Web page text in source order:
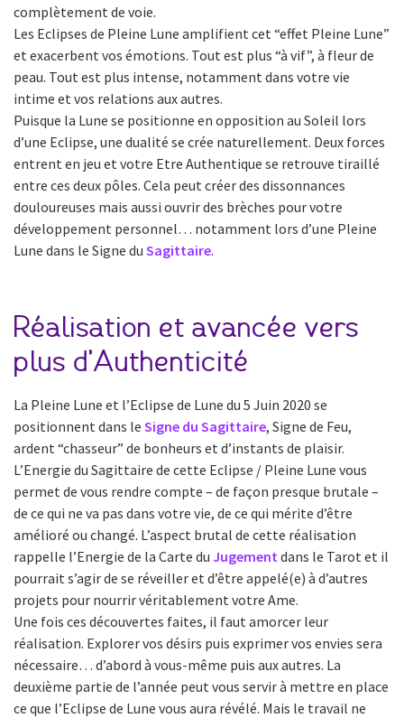
complètement de voie.
Les Eclipses de Pleine Lune amplifient cet “effet Pleine Lune”
et exacerbent vos émotions. Tout est plus “à vif”, à fleur de
peau. Tout est plus intense, notamment dans votre vie
intime et vos relations aux autres.
Puisque la Lune se positionne en opposition au Soleil lors
d’une Eclipse, une dualité se crée naturellement. Deux forces
entrent en jeu et votre Etre Authentique se retrouve tiraillé
entre ces deux pôles. Cela peut créer des dissonnances
douloureuses mais aussi ouvrir des brèches pour votre
développement personnel… notamment lors d’une Pleine
Lune dans le Signe du Sagittaire.
Réalisation et avancée vers
plus d’Authenticité
La Pleine Lune et l’Eclipse de Lune du 5 Juin 2020 se
positionnent dans le Signe du Sagittaire, Signe de Feu,
ardent “chasseur” de bonheurs et d’instants de plaisir.
L’Energie du Sagittaire de cette Eclipse / Pleine Lune vous
permet de vous rendre compte – de façon presque brutale –
de ce qui ne va pas dans votre vie, de ce qui mérite d’être
amélioré ou changé. L’aspect brutal de cette réalisation
rappelle l’Energie de la Carte du Jugement dans le Tarot et il
pourrait s’agir de se réveiller et d’être appelé(e) à d’autres
projets pour nourrir véritablement votre Ame.
Une fois ces découvertes faites, il faut amorcer leur
réalisation. Explorer vos désirs puis exprimer vos envies sera
nécessaire… d’abord à vous-même puis aux autres. La
deuxième partie de l’année peut vous servir à mettre en place
ce que l’Eclipse de Lune vous aura révélé. Mais le travail ne